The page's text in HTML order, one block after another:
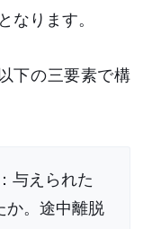
なります。
下の三要素で構
与えられた
か。途中離脱